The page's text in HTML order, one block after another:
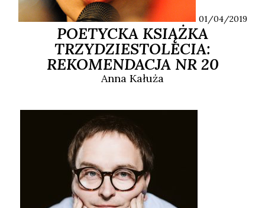
01/04/2019
POETYCKA KSIĄŻKA
TRZYDZIESTOLECIA:
REKOMENDACJA NR 20
Anna Kałuża